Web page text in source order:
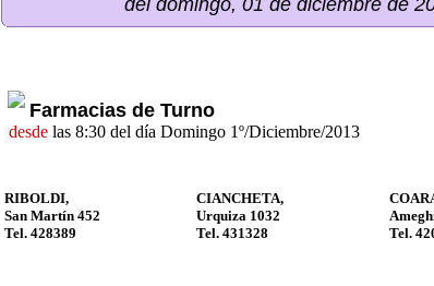
del domingo, 01 de diciembre de
Farmacias de Turno
desde las 8:30 del día Domingo 1º/Diciembre/2013
RIBOLDI,
San Martín 452
Tel. 428389
CIANCHETA,
Urquiza 1032
Tel. 431328
Tel.